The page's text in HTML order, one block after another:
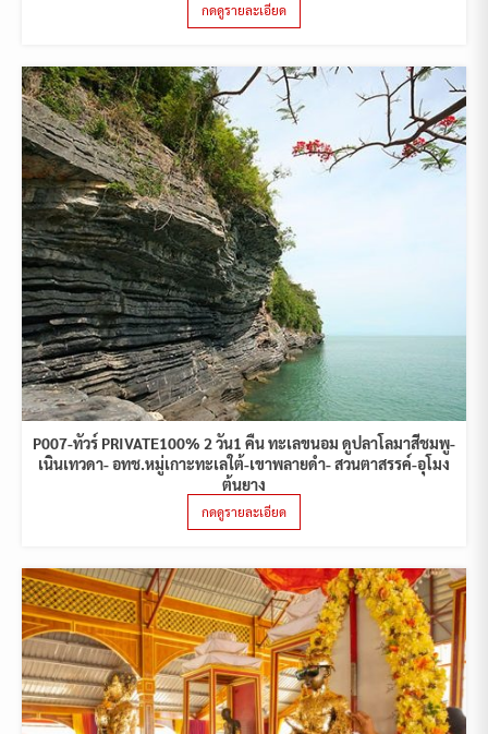
กดดูรายละเอียด
P007-ทัวร์ PRIVATE100% 2 วัน1 คืน ทะเลขนอม ดูปลาโลมาสีชมพู-
เนินเทวดา- อทช.หมู่เกาะทะเลใต้-เขาพลายดำ- สวนตาสรรค์-อุโมง
ต้นยาง
กดดูรายละเอียด